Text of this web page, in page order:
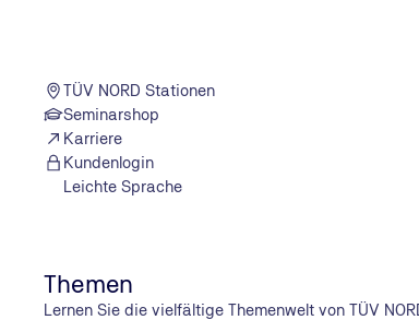
TÜV NORD Stationen
Seminarshop
Karriere
Kundenlogin
Leichte Sprache
Themen
Lernen Sie die vielfältige Themenwelt von TÜV
einen gültigen Personalausweis oder Reisepass
Ihren aktuellen Fahrausweis
Zudem fällt eine Gebühr von ca. 25 Euro* an.
Wurde der alte Papierführerschein nicht von